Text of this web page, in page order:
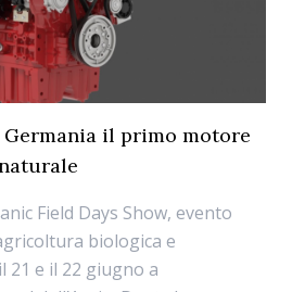
il primo motore
Field Days Show, evento
biologica e
e il 22 giugno a